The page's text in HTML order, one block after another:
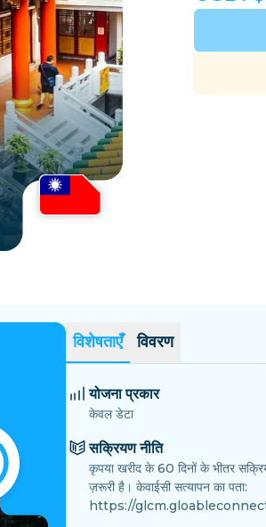
विशेषताएँ विवरण
योजना प्रकार
केवल डेटा
सक्रियण नीति
कृपया खरीद के 60 दिनों के भीतर
ज़रूरी है। केवाईसी सत्यापन का पता:
https://